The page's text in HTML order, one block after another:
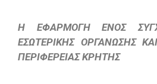
Η ΕΦΑΡΜΟΓΗ ΕΝΟΣ
ΕΣΩΤΕΡΙΚΗΣ ΟΡΓΑΝΩΣΗΣ
ΠΕΡΙΦΕΡΕΙΑΣ ΚΡΗΤΗΣ